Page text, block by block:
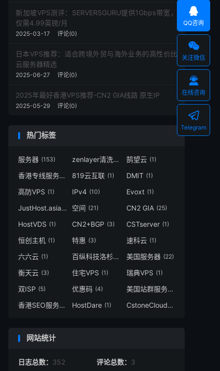
新加坡VPS测评：SERVERSGURU提供1Gbps带宽，
仅需4.99英镑/月
2025-03-17 评论(0)
日本VPS推荐：适合跨境外贸与海外业务的高性价比
云服务器精选
2025-06-27 评论(0)
2025年最好香港VPS推荐-CN2 GIA线路 原生IP
2025-05-29 评论(0)
热门标签
服务器 (153) zenlayer清洗
(1) 鹄望云 (1)
香港专线服务器 (1)
819云互联 (1) DMIT (1)
高防VPS (1) IPv4 (10) Evoxt (1)
JustHost.asia
(1) 空间 (21) CN2 GIA (25)
HostVDS (1) CN2+BGP (3) CSTserver (1)
恒创主机 (1) 特惠 (3) 速科云 (1)
六六云 (1) 百纵科技洛杉矶 (1)
美国服务器 (22)
衡天云 (3) 住宅VPS (1) 瑞典VPS (1)
双ISP (5) 优惠码 (4) 美国站群服务器
香港SEO服务器 (1)
HostDare (1) CstoneCloud(4)
网站统计
日志总数： 352 评论总数： 3

QQ咨询

关注微信

在线咨询

Telegram